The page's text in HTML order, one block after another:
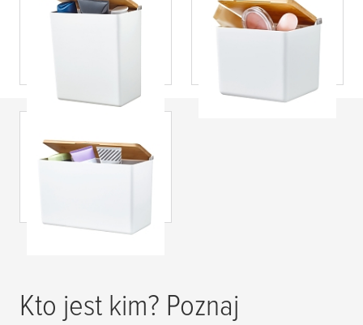
tesa® Pudełko do
pokrywką
tesa® Pudełko do
przechowywania
tesa® Pudełko do
przechowywania
samoprzylepne, z
Kto jest kim? Poznaj